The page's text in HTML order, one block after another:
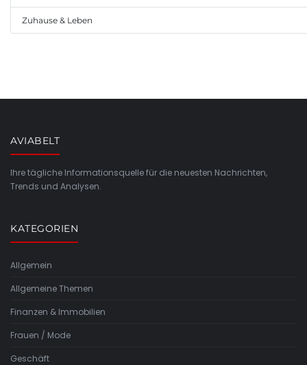
Zuhause & Leben
AVIABELT
Ihre tägliche Informationsquelle für die neuesten Nachrichten,
Trends und Analysen.
KATEGORIEN
Allgemein
Allgemeine Themen
Finanzen & Immobilien
Frauen / Mode
Geschäft